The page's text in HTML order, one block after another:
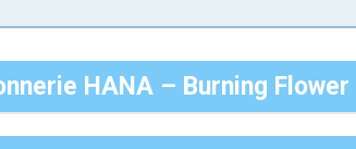
HANA – Burning Flower